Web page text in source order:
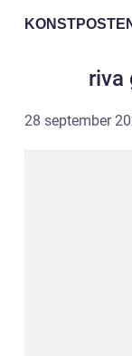
riva
28 september